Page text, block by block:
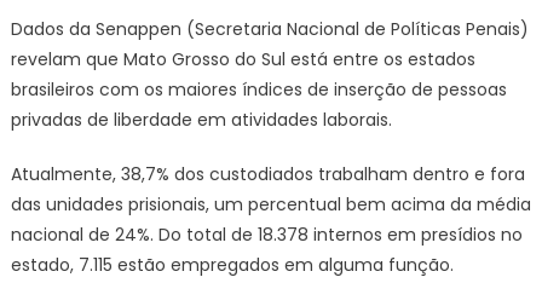
Dados da Senappen (Secretaria Nacional de Políticas Penais)
revelam que Mato Grosso do Sul está entre os estados
brasileiros com os maiores índices de inserção de pessoas
privadas de liberdade em atividades laborais.
Atualmente, 38,7% dos custodiados trabalham dentro e fora
das unidades prisionais, um percentual bem acima da média
nacional de 24%. Do total de 18.378 internos em presídios no
estado, 7.115 estão empregados em alguma função.